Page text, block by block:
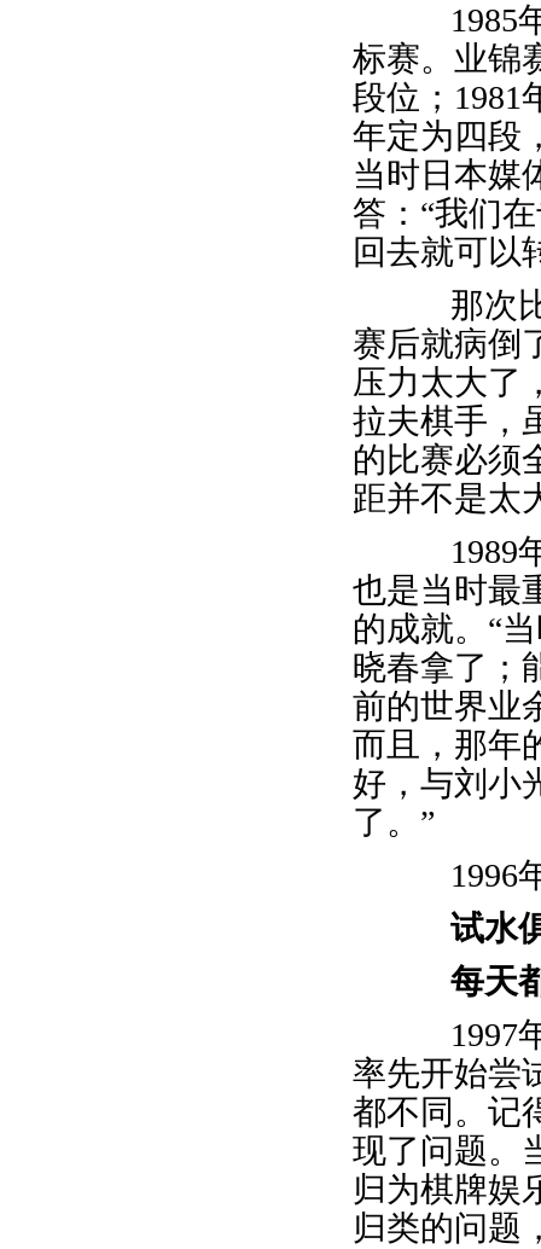
1985年
标赛。业锦
段位；1981
年定为四段
当时日本媒
答：“我们
回去就可以
那次比
赛后就病倒
压力太大了
拉夫棋手，
的比赛必须
距并不是太
1989年
也是当时最
的成就。“
晓春拿了；
前的世界业
而且，那年
好，与刘小
了。”
1996年
试水
每天
1997年
率先开始尝
都不同。记
现了问题。
归为棋牌娱
归类的问题